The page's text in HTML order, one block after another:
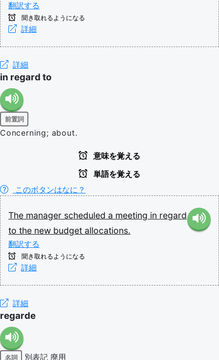
翻訳する
聞き取れるようになる
詳細
詳細
in regard to
前置詞
Concerning; about.
意味を覚える
単語を覚える
このボタンはなに？
The manager scheduled a meeting in regard
to the new budget allocations.
翻訳する
聞き取れるようになる
詳細
詳細
regarde
名詞 別表記 廃用